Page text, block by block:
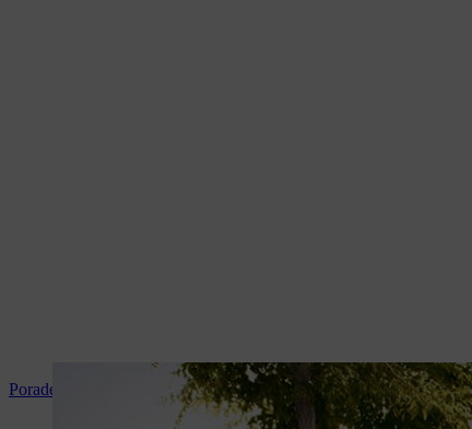
Poradenství a instrukce k produktům